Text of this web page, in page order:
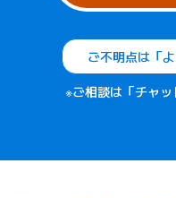
ご不明点は「
※ご相談は「チャッ